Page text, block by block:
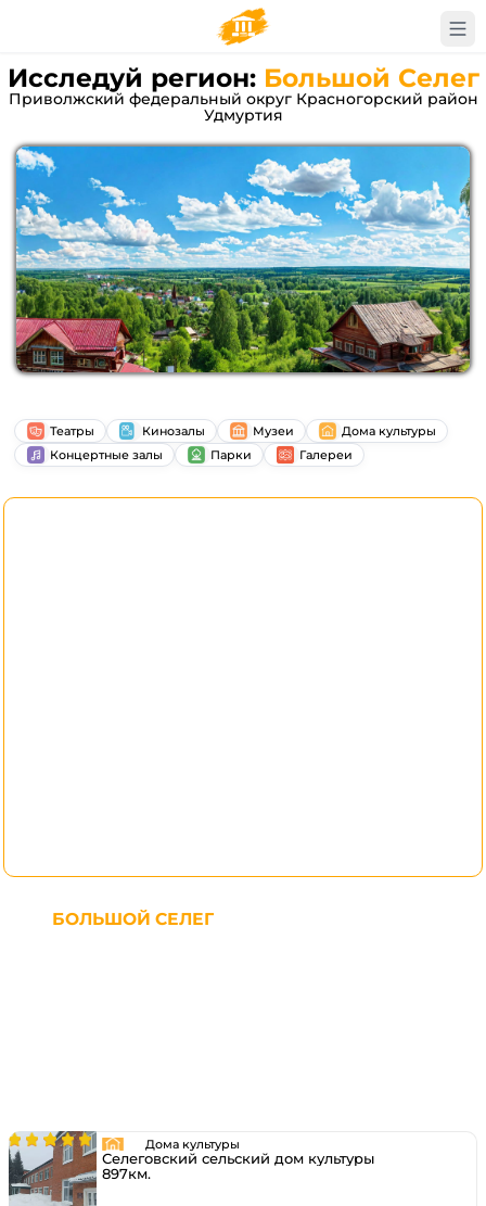
Исследуй регион: Большой Селег
Приволжский федеральный округ Красногорский район
Удмуртия
Театры Кинозалы Музеи
Дома культуры
Концертные залы
Парки Галереи
БОЛЬШОЙ СЕЛЕГ
Дома культуры
Селеговский сельский дом культуры
897км.